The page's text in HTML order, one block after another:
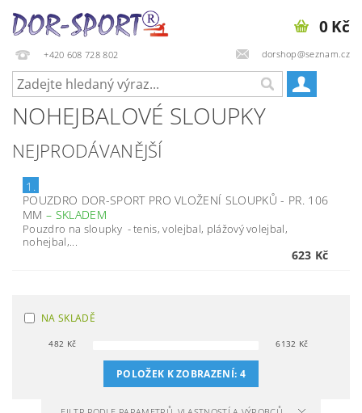
+420 608 728 802 dorshop@seznam.cz
0 Kč
NOHEJBALOVÉ SLOUPKY
NEJPRODÁVANĚJŠÍ
1.
POUZDRO DOR-SPORT PRO VLOŽENÍ SLOUPKŮ - PR. 106
MM– SKLADEM
Pouzdro na sloupky - tenis, volejbal, plážový volejbal,
nohejbal,...
623 Kč
NA SKLADĚ
482 Kč 6132 Kč
POLOŽEK K ZOBRAZENÍ: 4